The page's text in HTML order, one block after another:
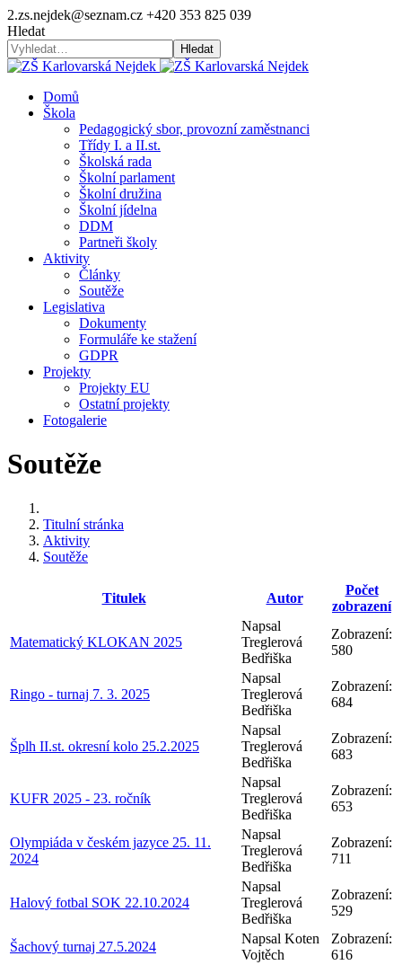
2.zs.nejdek@seznam.cz +420 353 825 039
Hledat
Hledat
Domů
Škola
Pedagogický sbor, provozní zaměstnanci
Třídy I. a II.st.
Školská rada
Školní parlament
Školní družina
Školní jídelna
DDM
Partneři školy
Aktivity
Články
Soutěže
Legislativa
Dokumenty
Formuláře ke stažení
GDPR
Projekty
Projekty EU
Ostatní projekty
Fotogalerie
Soutěže
Titulní stránka
Aktivity
Soutěže
Titulek Autor
Počet
zobrazení
Matematický KLOKAN 2025
Napsal
Treglerová
Bedřiška
Zobrazení:
580
Ringo - turnaj 7. 3. 2025
Napsal
Treglerová
Bedřiška
Zobrazení:
684
Šplh II.st. okresní kolo 25.2.2025
Napsal
Treglerová
Bedřiška
Zobrazení:
683
KUFR 2025 - 23. ročník
Napsal
Treglerová
Bedřiška
Zobrazení:
653
Olympiáda v českém jazyce 25. 11.
2024
Napsal
Treglerová
Bedřiška
Zobrazení:
711
Halový fotbal SOK 22.10.2024
Napsal
Treglerová
Bedřiška
Zobrazení:
529
Šachový turnaj 27.5.2024
Napsal Koten
Vojtěch
Zobrazení:
616